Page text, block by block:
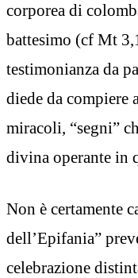
corporea di
battesimo (cf Mt
testimonianza da
diede da compiere
miracoli, “segni”
divina operante in
Non è certamente
dell’Epifania”
celebrazione